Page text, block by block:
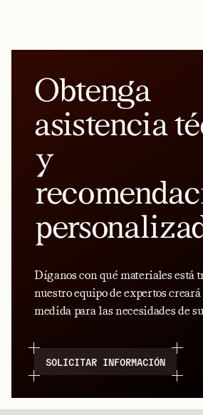
Obtenga
asistencia
y
Díganos con qué materiales está
nuestro equipo de expertos
medida para las necesidades de
SOLICITAR INFORMACIÓN